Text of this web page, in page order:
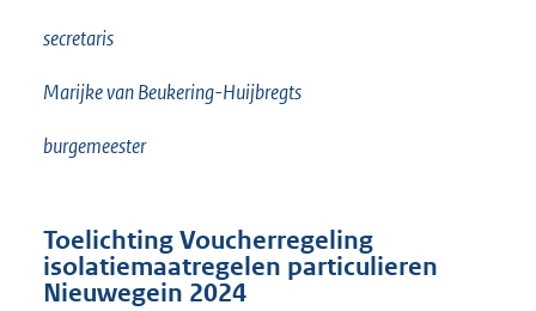
secretaris
Marijke van Beukering-Huijbregts
burgemeester
Toelichting Voucherregeling
isolatiemaatregelen particulieren
Nieuwegein 2024